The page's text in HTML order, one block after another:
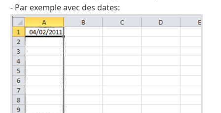
- Par exemple avec des dates: